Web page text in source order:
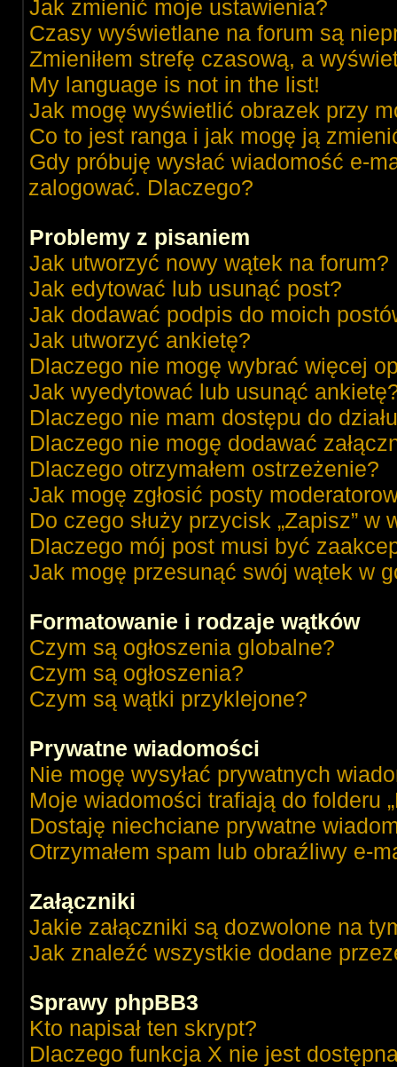
Jak zmienić moje ustawienia?
Czasy wyświetlane na forum są
Zmieniłem strefę czasową, a
My language is not in the list!
Jak mogę wyświetlić obrazek przy
Co to jest ranga i jak mogę ją
Gdy próbuję wysłać wiadomość e-
zalogować. Dlaczego?
Problemy z pisaniem
Jak utworzyć nowy wątek na forum?
Jak edytować lub usunąć post?
Jak dodawać podpis do moich
Jak utworzyć ankietę?
Dlaczego nie mogę wybrać więcej
Jak wyedytować lub usunąć
Dlaczego nie mam dostępu do
Dlaczego nie mogę dodawać
Dlaczego otrzymałem ostrzeżenie?
Jak mogę zgłosić posty
Do czego służy przycisk „Zapisz”
Dlaczego mój post musi być
Jak mogę przesunąć swój wątek w
Formatowanie i rodzaje wątków
Czym są ogłoszenia globalne?
Czym są ogłoszenia?
Czym są wątki przyklejone?
Prywatne wiadomości
Nie mogę wysyłać prywatnych
Moje wiadomości trafiają do folderu
Dostaję niechciane prywatne
Otrzymałem spam lub obraźliwy e-
Załączniki
Jakie załączniki są dozwolone na
Jak znaleźć wszystkie dodane
Sprawy phpBB3
Kto napisał ten skrypt?
Dlaczego funkcja X nie jest